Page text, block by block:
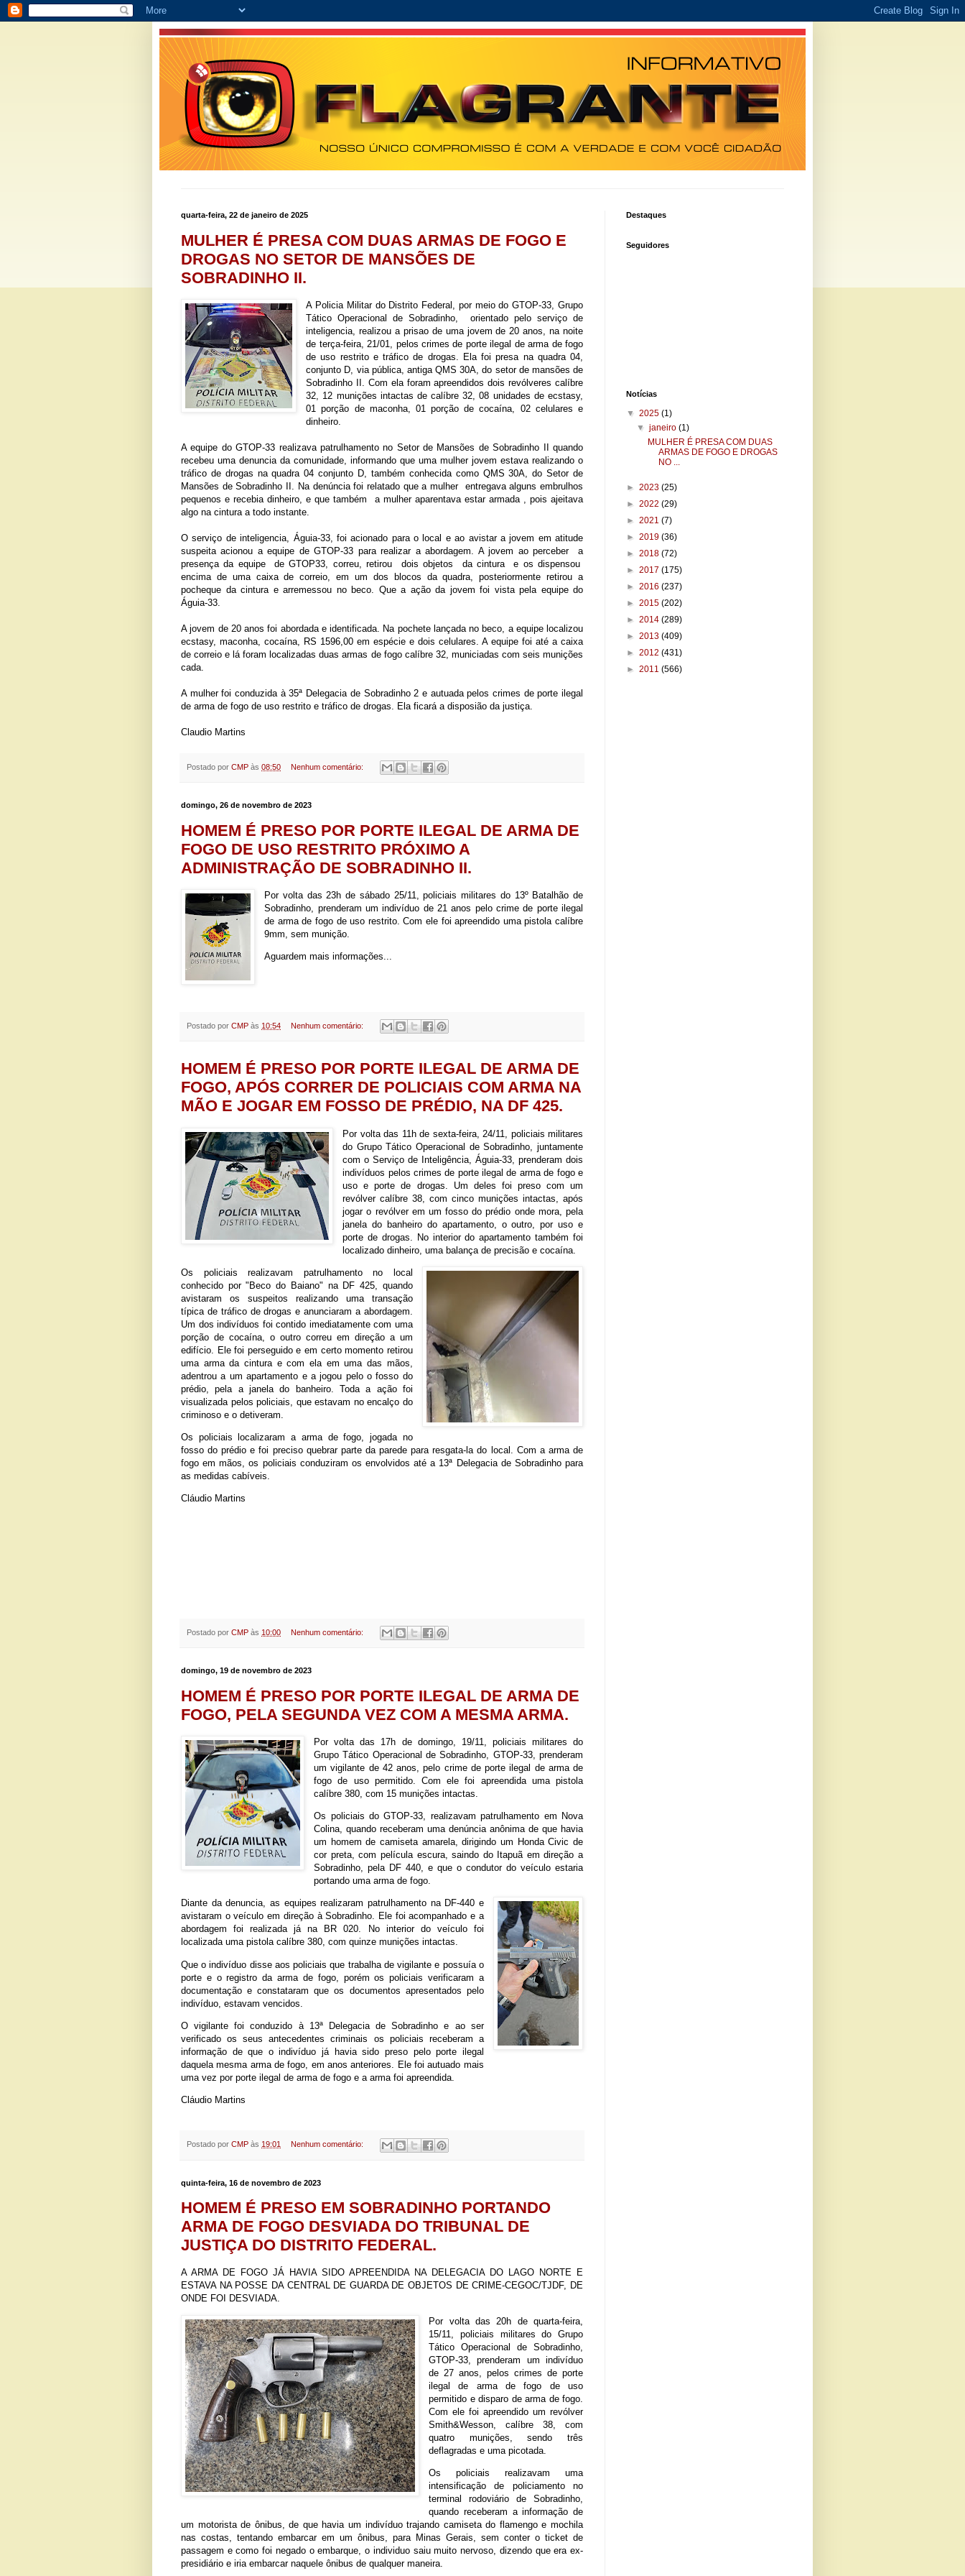
quarta-feira, 22 de janeiro de 2025
MULHER É PRESA COM DUAS ARMAS DE FOGO E
DROGAS NO SETOR DE MANSÕES DE
SOBRADINHO II.
A Policia Militar do Distrito Federal, por meio do GTOP-33, Grupo
Tático Operacional de Sobradinho, orientado pelo serviço de
inteligencia, realizou a prisao de uma jovem de 20 anos, na noite
de terça-feira, 21/01, pelos crimes de porte ilegal de arma de fogo
de uso restrito e tráfico de drogas. Ela foi presa na quadra 04,
conjunto D, via pública, antiga QMS 30A, do setor de mansões de
Sobradinho II. Com ela foram apreendidos dois revólveres calíbre
32, 12 munições intactas de calíbre 32, 08 unidades de ecstasy,
01 porção de maconha, 01 porção de cocaína, 02 celulares e
dinheiro.
A equipe do GTOP-33 realizava patrulhamento no Setor de Mansões de Sobradinho II quando
recebeu uma denuncia da comunidade, informando que uma mulher jovem estava realizando o
tráfico de drogas na quadra 04 conjunto D, também conhecida como QMS 30A, do Setor de
Mansões de Sobradinho II. Na denúncia foi relatado que a mulher entregava alguns embrulhos
pequenos e recebia dinheiro, e que também a mulher aparentava estar armada , pois ajeitava
algo na cintura a todo instante.
O serviço de inteligencia, Águia-33, foi acionado para o local e ao avistar a jovem em atitude
suspeita acionou a equipe de GTOP-33 para realizar a abordagem. A jovem ao perceber a
presença da equipe de GTOP33, correu, retirou dois objetos da cintura e os dispensou
encima de uma caixa de correio, em um dos blocos da quadra, posteriormente retirou a
pocheque da cintura e arremessou no beco. Que a ação da jovem foi vista pela equipe do
Águia-33.
A jovem de 20 anos foi abordada e identificada. Na pochete lançada no beco, a equipe localizou
ecstasy, maconha, cocaína, RS 1596,00 em espécie e dois celulares. A equipe foi até a caixa
de correio e lá foram localizadas duas armas de fogo calíbre 32, municiadas com seis munições
cada.
A mulher foi conduzida à 35ª Delegacia de Sobradinho 2 e autuada pelos crimes de porte ilegal
de arma de fogo de uso restrito e tráfico de drogas. Ela ficará a disposião da justiça.
Claudio Martins
Postado por CMP às 08:50 Nenhum comentário:
domingo, 26 de novembro de 2023
HOMEM É PRESO POR PORTE ILEGAL DE ARMA DE
FOGO DE USO RESTRITO PRÓXIMO A
ADMINISTRAÇÃO DE SOBRADINHO II.
Por volta das 23h de sábado 25/11, policiais militares do 13º Batalhão de
Sobradinho, prenderam um indivíduo de 21 anos pelo crime de porte ilegal
de arma de fogo de uso restrito. Com ele foi apreendido uma pistola calíbre
9mm, sem munição.
Aguardem mais informações...
Postado por CMP às 10:54 Nenhum comentário:
HOMEM É PRESO POR PORTE ILEGAL DE ARMA DE
FOGO, APÓS CORRER DE POLICIAIS COM ARMA NA
MÃO E JOGAR EM FOSSO DE PRÉDIO, NA DF 425.
Por volta das 11h de sexta-feira, 24/11, policiais militares
do Grupo Tático Operacional de Sobradinho, juntamente
com o Serviço de Inteligência, Águia-33, prenderam dois
indivíduos pelos crimes de porte ilegal de arma de fogo e
uso e porte de drogas. Um deles foi preso com um
revólver calíbre 38, com cinco munições intactas, após
jogar o revólver em um fosso do prédio onde mora, pela
janela do banheiro do apartamento, o outro, por uso e
porte de drogas. No interior do apartamento também foi
localizado dinheiro, uma balança de precisão e cocaína.
Os policiais realizavam patrulhamento no local
conhecido por "Beco do Baiano" na DF 425, quando
avistaram os suspeitos realizando uma transação
típica de tráfico de drogas e anunciaram a abordagem.
Um dos indivíduos foi contido imediatamente com uma
porção de cocaína, o outro correu em direção a um
edifício. Ele foi perseguido e em certo momento retirou
uma arma da cintura e com ela em uma das mãos,
adentrou a um apartamento e a jogou pelo o fosso do
prédio, pela a janela do banheiro. Toda a ação foi
visualizada pelos policiais, que estavam no encalço do
criminoso e o detiveram.
Os policiais localizaram a arma de fogo, jogada no
fosso do prédio e foi preciso quebrar parte da parede para resgata-la do local. Com a arma de
fogo em mãos, os policiais conduziram os envolvidos até a 13ª Delegacia de Sobradinho para
as medidas cabíveis.
Cláudio Martins
Postado por CMP às 10:00 Nenhum comentário:
domingo, 19 de novembro de 2023
HOMEM É PRESO POR PORTE ILEGAL DE ARMA DE
FOGO, PELA SEGUNDA VEZ COM A MESMA ARMA.
Por volta das 17h de domingo, 19/11, policiais militares do
Grupo Tático Operacional de Sobradinho, GTOP-33, prenderam
um vigilante de 42 anos, pelo crime de porte ilegal de arma de
fogo de uso permitido. Com ele foi apreendida uma pistola
calíbre 380, com 15 munições intactas.
Os policiais do GTOP-33, realizavam patrulhamento em Nova
Colina, quando receberam uma denúncia anônima de que havia
um homem de camiseta amarela, dirigindo um Honda Civic de
cor preta, com película escura, saindo do Itapuã em direção a
Sobradinho, pela DF 440, e que o condutor do veículo estaria
portando uma arma de fogo.
Diante da denuncia, as equipes realizaram patrulhamento na DF-440 e
avistaram o veículo em direção à Sobradinho. Ele foi acompanhado e a
abordagem foi realizada já na BR 020. No interior do veículo foi
localizada uma pistola calíbre 380, com quinze munições intactas.
Que o indivíduo disse aos policiais que trabalha de vigilante e possuía o
porte e o registro da arma de fogo, porém os policiais verificaram a
documentação e constataram que os documentos apresentados pelo
indivíduo, estavam vencidos.
O vigilante foi conduzido à 13ª Delegacia de Sobradinho e ao ser
verificado os seus antecedentes criminais os policiais receberam a
informação de que o indivíduo já havia sido preso pelo porte ilegal
daquela mesma arma de fogo, em anos anteriores. Ele foi autuado mais
uma vez por porte ilegal de arma de fogo e a arma foi apreendida.
Cláudio Martins
Postado por CMP às 19:01 Nenhum comentário:
quinta-feira, 16 de novembro de 2023
HOMEM É PRESO EM SOBRADINHO PORTANDO
ARMA DE FOGO DESVIADA DO TRIBUNAL DE
JUSTIÇA DO DISTRITO FEDERAL.
A ARMA DE FOGO JÁ HAVIA SIDO APREENDIDA NA DELEGACIA DO LAGO NORTE E
ESTAVA NA POSSE DA CENTRAL DE GUARDA DE OBJETOS DE CRIME-CEGOC/TJDF, DE
ONDE FOI DESVIADA.
Por volta das 20h de quarta-feira,
15/11, policiais militares do Grupo
Tático Operacional de Sobradinho,
GTOP-33, prenderam um indivíduo
de 27 anos, pelos crimes de porte
ilegal de arma de fogo de uso
permitido e disparo de arma de fogo.
Com ele foi apreendido um revólver
Smith&Wesson, calíbre 38, com
quatro munições, sendo três
deflagradas e uma picotada.
Os policiais realizavam uma
intensificação de policiamentono
terminal rodoviário de Sobradinho,
quando receberam a informação de
um motorista de ônibus, de que havia um indivíduo trajando camiseta do flamengo e mochila
nas costas, tentando embarcar em um ônibus, para Minas Gerais, sem conter o ticket de
passagem e como foi negado o embarque, o individuo saiu muito nervoso, dizendo que era ex-
presidiário e iria embarcar naquele ônibus de qualquer maneira.
Destaques
Seguidores
Notícias
▼ 2025 (1)
▼janeiro(1)
MULHER É PRESA COM DUAS
ARMAS DE FOGO E DROGAS
NO ...
► 2023 (25)
► 2022 (29)
► 2021 (7)
► 2019 (36)
► 2018 (72)
► 2017 (175)
► 2016 (237)
► 2015 (202)
► 2014 (289)
► 2013 (409)
► 2012 (431)
► 2011 (566)